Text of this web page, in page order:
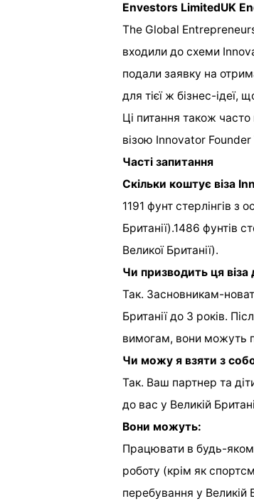
Envestors LimitedUK
The Global
входили до схеми
подали заявку на
для тієї ж бізнес-ідеї,
Ці питання також
візою Innovator Founder
Часті запитання
Скільки коштує віза
1191 фунт стерлінгів
Британії).1486 фунтів
Великої Британії).
Чи призводить ця віза
Так. Засновникам-
Британії до 3 років.
вимогам, вони можуть
Чи можу я взяти з
Так. Ваш партнер та
до вас у Великій
Вони можуть:
Працювати в будь-
роботу (крім як
перебування у Великій